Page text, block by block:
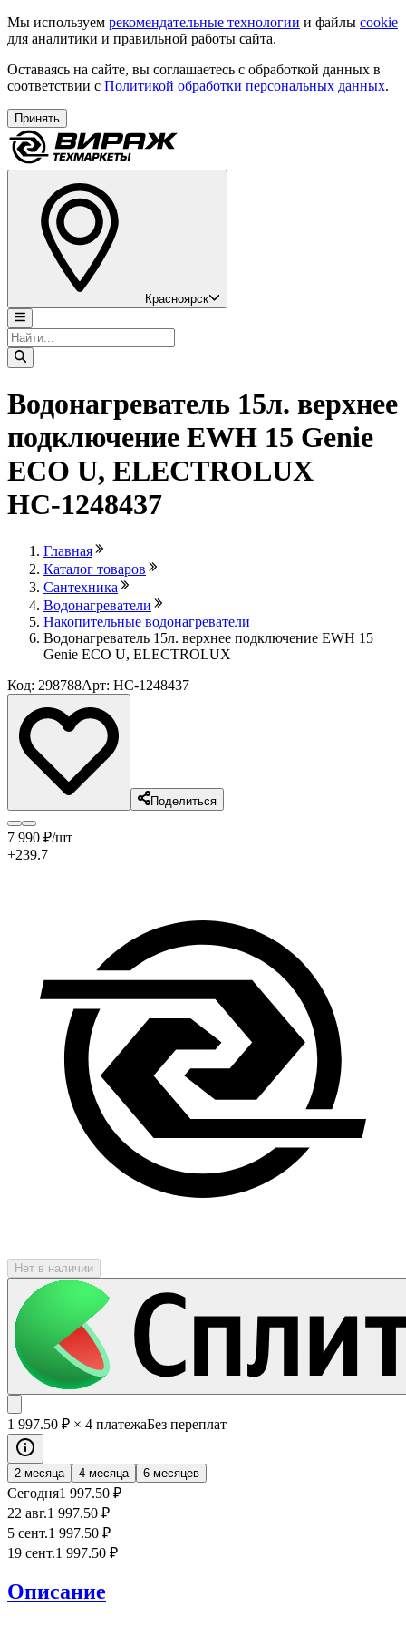
Мы используем рекомендательные технологии и файлы cookie
для аналитики и правильной работы сайта.
Оставаясь на сайте, вы соглашаетесь с обработкой данных в
соответствии с Политикой обработки персональных данных.
Принять
Красноярск
Водонагреватель 15л. верхнее
подключение EWH 15 Genie
ECO U, ELECTROLUX
НС-1248437
Главная
Каталог товаров
Сантехника
Водонагреватели
Накопительные водонагреватели
Водонагреватель 15л. верхнее подключение EWH 15
Genie ECO U, ELECTROLUX
Код: 298788Арт: НС-1248437
Поделиться
7 990 ₽/шт
+239.7
Нет в наличии
1 997.50 ₽ × 4 платежаБез переплат
2 месяца 4 месяца 6 месяцев
Сегодня1 997.50 ₽
22 авг.1 997.50 ₽
5 сент.1 997.50 ₽
19 сент.1 997.50 ₽
Описание